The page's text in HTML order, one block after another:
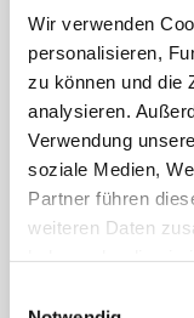
Wir verwenden
personalisieren,
zu können und die
analysieren.
Verwendung
soziale Medien,
Partner führen
weiteren Daten
2006
2007-2008
DRK-
2009-2011
Neurologie,